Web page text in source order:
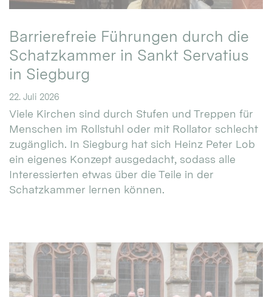
Barrierefreie Führungen durch die
Schatzkammer in Sankt Servatius
in Siegburg
22. Juli 2026
Viele Kirchen sind durch Stufen und Treppen für
Menschen im Rollstuhl oder mit Rollator schlecht
zugänglich. In Siegburg hat sich Heinz Peter Lob
ein eigenes Konzept ausgedacht, sodass alle
Interessierten etwas über die Teile in der
Schatzkammer lernen können.